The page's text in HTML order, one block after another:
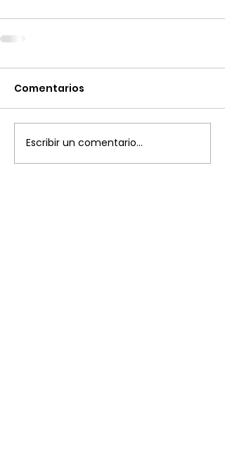
Comentarios
Escribir un comentario...